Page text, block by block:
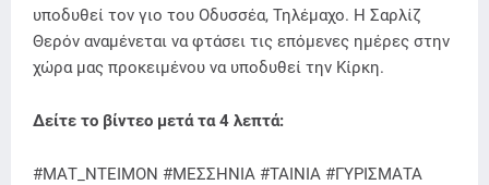
υποδυθεί τον γιο του Οδυσσέα, Τηλέμαχο. Η Σαρλίζ
Θερόν αναμένεται να φτάσει τις επόμενες ημέρες στην
χώρα μας προκειμένου να υποδυθεί την Κίρκη.
Δείτε το βίντεο μετά τα 4 λεπτά:
#ΜΑΤ_ΝΤΕΙΜΟΝ #ΜΕΣΣΗΝΙΑ #ΤΑΙΝΙΑ #ΓΥΡΙΣΜΑΤΑ